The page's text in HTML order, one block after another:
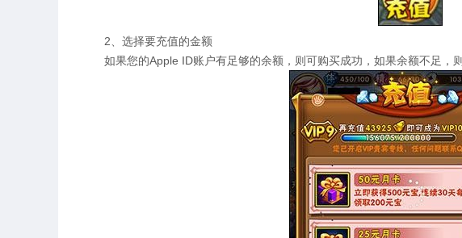
2、选择要充值的金额
如果您的Apple ID账户有足够的余额，则可购买成功，如果余额不足，则